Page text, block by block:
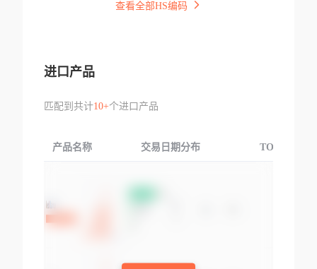
查看全部HS编码
进口产品
匹配到共计10+个进口产品
产品名称 交易日期分布 TOP3交易国